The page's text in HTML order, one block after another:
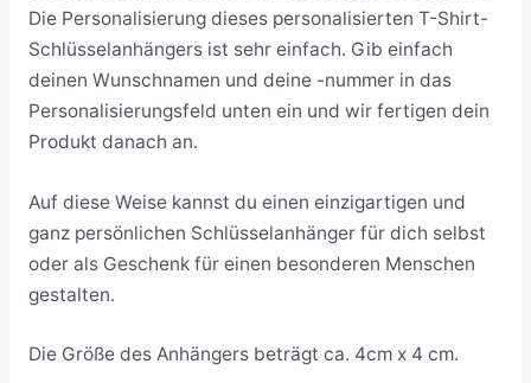
Die Personalisierung dieses personalisierten T-Shirt-
Schlüsselanhängers ist sehr einfach. Gib einfach
deinen Wunschnamen und deine -nummer in das
Personalisierungsfeld unten ein und wir fertigen dein
Produkt danach an.
Auf diese Weise kannst du einen einzigartigen und
ganz persönlichen Schlüsselanhänger für dich selbst
oder als Geschenk für einen besonderen Menschen
gestalten.
Die Größe des Anhängers beträgt ca. 4cm x 4 cm.